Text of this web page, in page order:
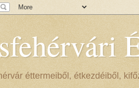
éttermeiből, étkezdéiből,